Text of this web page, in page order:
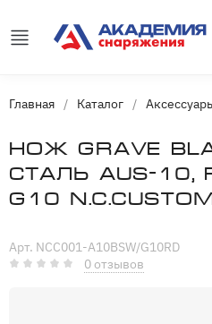
Главная / Каталог /
Нож Grave
сталь AUS-10,
G10 N.C.Custom
Арт. NCC001-A10BSW/G10RD
0 отзывов